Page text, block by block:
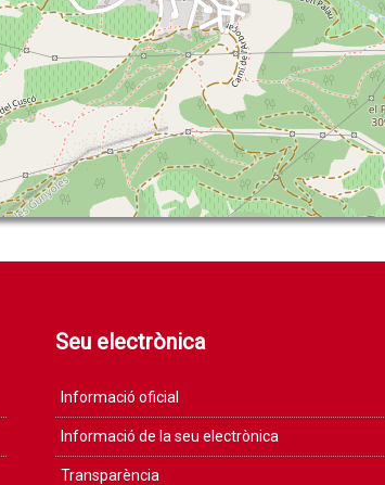
Seu electrònica
Informació oficial
Informació de la seu electrònica
Transparència